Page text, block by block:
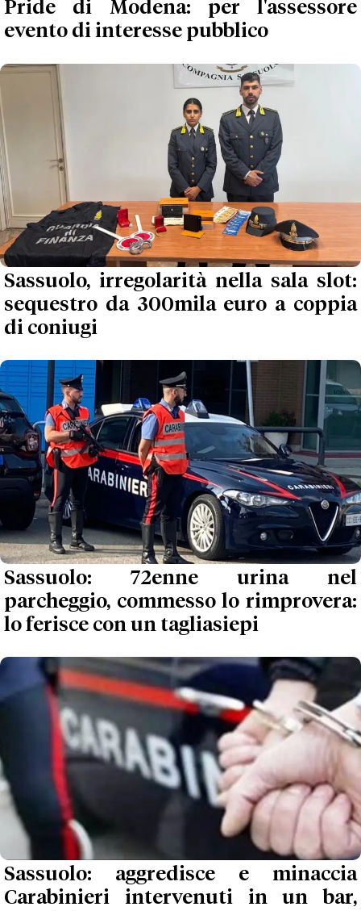
Pride di Modena: per l'assessore
evento di interesse pubblico
Sassuolo, irregolarità nella sala slot:
sequestro da 300mila euro a coppia
di coniugi
Sassuolo: 72enne urina nel
parcheggio, commesso lo rimprovera:
lo ferisce con un tagliasiepi
Sassuolo: aggredisce e minaccia
Carabinieri intervenuti in un bar,